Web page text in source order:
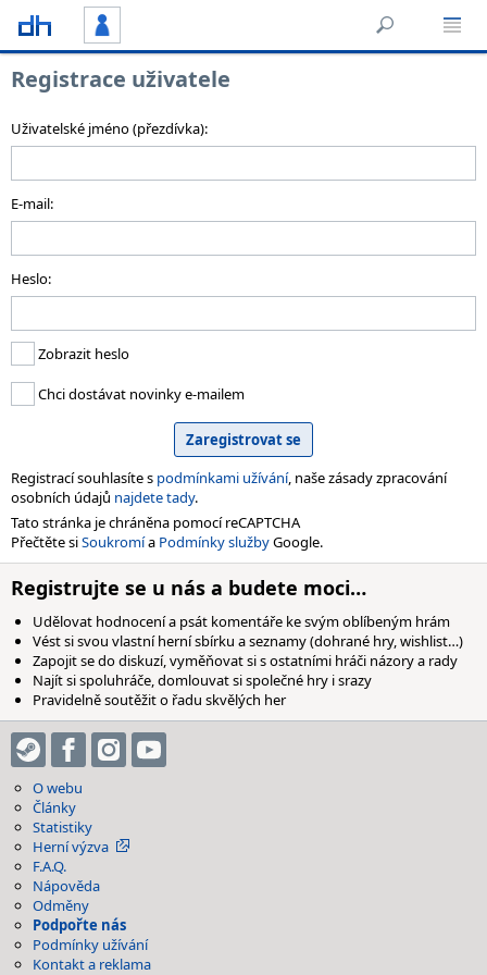
Registrace uživatele
Uživatelské jméno (přezdívka):
E-mail:
Heslo:
Zobrazit heslo
Chci dostávat novinky e-mailem
Registrací souhlasíte s podmínkami užívání, naše zásady zpracování
osobních údajů najdete tady.
Tato stránka je chráněna pomocí reCAPTCHA
Přečtěte siSoukromía Podmínky službyGoogle.
Registrujte se u nás a budete moci…
Udělovat hodnocení a psát komentáře ke svým oblíbeným hrám
Vést si svou vlastní herní sbírku a seznamy (dohrané hry, wishlist…)
Zapojit se do diskuzí, vyměňovat si s ostatními hráči názory a rady
Najít si spoluhráče, domlouvat si společné hry i srazy
Pravidelně soutěžit o řadu skvělých her
O webu
Články
Statistiky
Herní výzva
F.A.Q.
Nápověda
Odměny
Podpořte nás
Podmínky užívání
Kontakt a reklama